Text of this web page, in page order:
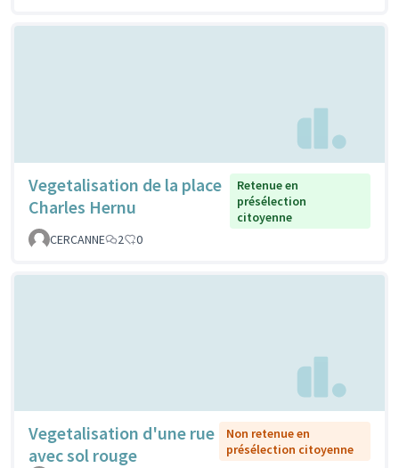
Vegetalisation de la place
Charles Hernu
Retenue en
présélection
citoyenne
CERCANNE
2 0
Vegetalisation d'une rue
avec sol rouge
Non retenue en
présélection citoyenne